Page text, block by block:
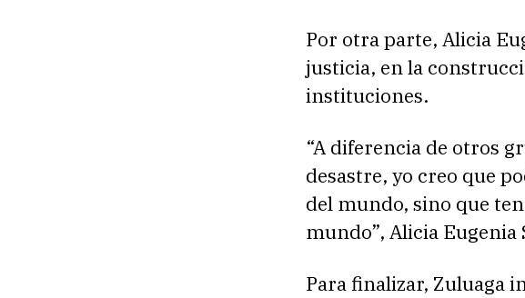
Por otra parte, Alicia
justicia, en la
instituciones.
“A diferencia de otros
desastre, yo creo que
del mundo, sino que
mundo”, Alicia Eugenia
Para finalizar, Zuluaga